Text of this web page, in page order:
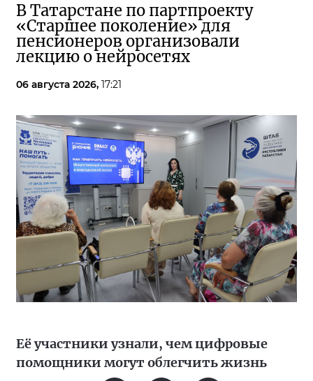
В Татарстане по партпроекту
«Старшее поколение» для
пенсионеров организовали
лекцию о нейросетях
06 августа 2026, 17:21
Её участники узнали, чем цифровые
помощники могут облегчить жизнь